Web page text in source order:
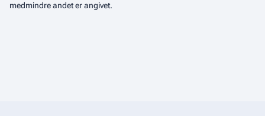
medmindre andet er angivet.